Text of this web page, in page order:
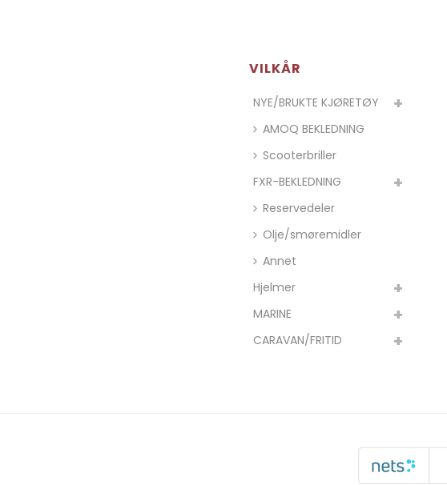
VILKÅR
NYE/BRUKTE KJØRETØY
AMOQ BEKLEDNING
Scooterbriller
FXR-BEKLEDNING
Reservedeler
Olje/smøremidler
Annet
Hjelmer
MARINE
CARAVAN/FRITID